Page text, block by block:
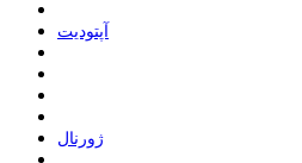
ﺁﭘﺘﻮﺩﯾﺖ
ﮊﻭﺭﻧﺎﻝ